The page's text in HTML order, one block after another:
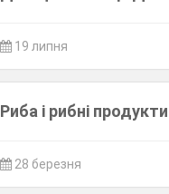
19 липня
Риба і рибні продукти
28 березня